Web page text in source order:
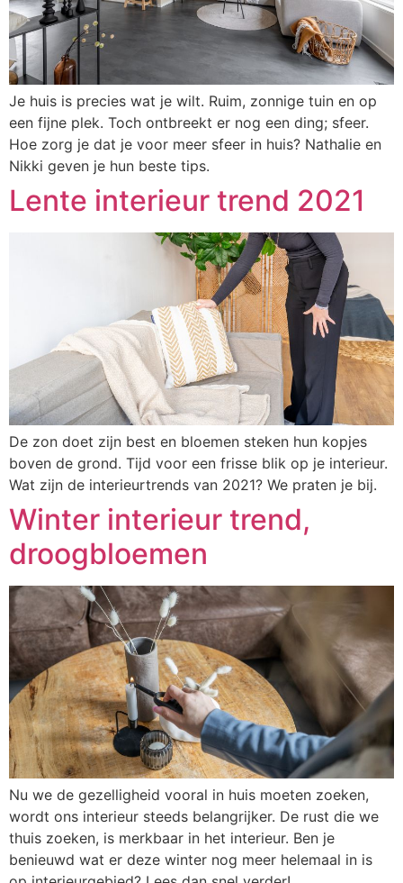
Je huis is precies wat je wilt. Ruim, zonnige tuin en op
een fijne plek. Toch ontbreekt er nog een ding; sfeer.
Hoe zorg je dat je voor meer sfeer in huis? Nathalie en
Nikki geven je hun beste tips.
Lente interieur trend 2021
De zon doet zijn best en bloemen steken hun kopjes
boven de grond. Tijd voor een frisse blik op je interieur.
Wat zijn de interieurtrends van 2021? We praten je bij.
Winter interieur trend,
droogbloemen
Nu we de gezelligheid vooral in huis moeten zoeken,
wordt ons interieur steeds belangrijker. De rust die we
thuis zoeken, is merkbaar in het interieur. Ben je
benieuwd wat er deze winter nog meer helemaal in is